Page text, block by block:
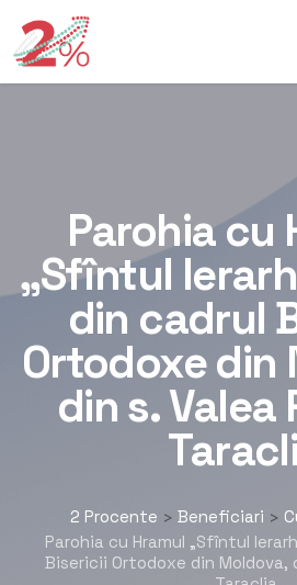
Parohia cu
„Sfîntul
din cadrul
Ortodoxe din
din s. Valea
2 Procente > Beneficiari >
Parohia cu Hramul „Sfîntul
Bisericii Ortodoxe din Moldova,